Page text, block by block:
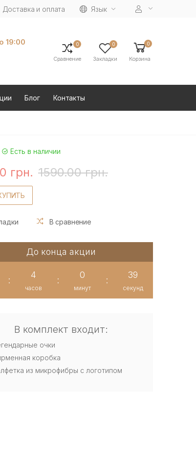
Доставка и оплата Язык
19:00
0
Сравнение
0
Закладки
0
Корзина
Блог Контакты
Есть в наличии
грн. 1590.00 грн.
В сравнение
До конца акции
:
4
часов
:
0
минут
:
38
секунд
В комплект входит:
очки
коробка
из микрофибры с логотипом